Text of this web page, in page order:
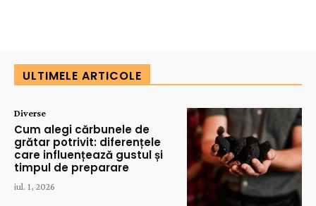
ULTIMELE ARTICOLE
Diverse
Cum alegi cărbunele de
grătar potrivit: diferențele
care influențează gustul și
timpul de preparare
iul. 1, 2026